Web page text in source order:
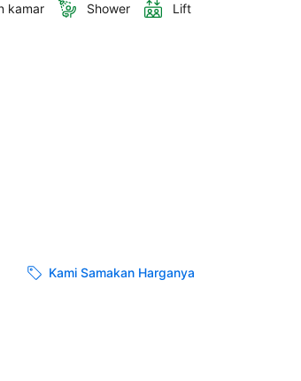
kamar Shower Lift
Kami Samakan Harganya